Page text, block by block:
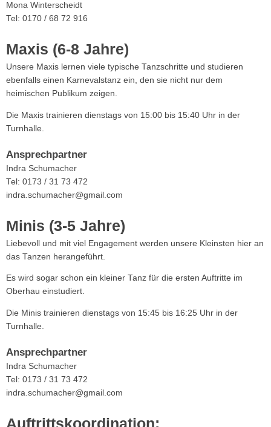
Mona Winterscheidt
Tel: 0170 / 68 72 916
Maxis (6-8 Jahre)
Unsere Maxis lernen viele typische Tanzschritte und studieren
ebenfalls einen Karnevalstanz ein, den sie nicht nur dem
heimischen Publikum zeigen.
Die Maxis trainieren dienstags von 15:00 bis 15:40 Uhr in der
Turnhalle.
Ansprechpartner
Indra Schumacher
Tel: 0173 / 31 73 472
indra.schumacher@gmail.com
Minis (3-5 Jahre)
Liebevoll und mit viel Engagement werden unsere Kleinsten hier an
das Tanzen herangeführt.
Es wird sogar schon ein kleiner Tanz für die ersten Auftritte im
Oberhau einstudiert.
Die Minis trainieren dienstags von 15:45 bis 16:25 Uhr in der
Turnhalle.
Ansprechpartner
Indra Schumacher
Tel: 0173 / 31 73 472
indra.schumacher@gmail.com
Auftrittskoordination: